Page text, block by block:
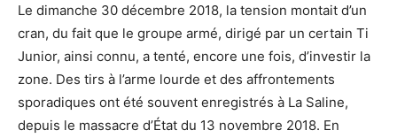
Le dimanche 30 décembre 2018, la tension montait d’un
cran, du fait que le groupe armé, dirigé par un certain Ti
Junior, ainsi connu, a tenté, encore une fois, d’investir la
zone. Des tirs à l’arme lourde et des affrontements
sporadiques ont été souvent enregistrés à La Saline,
depuis le massacre d’État du 13 novembre 2018. En